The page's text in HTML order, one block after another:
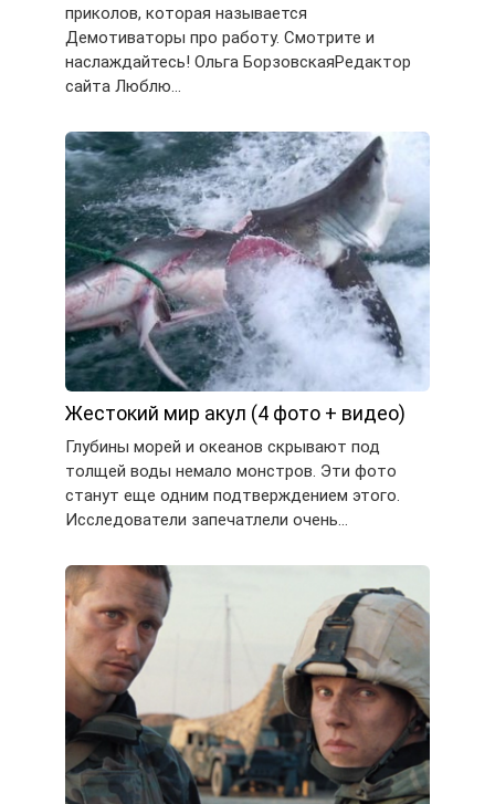
приколов, которая называется
Демотиваторы про работу. Смотрите и
наслаждайтесь! Ольга БорзовскаяРедактор
сайта Люблю…
Жестокий мир акул (4 фото + видео)
Глубины морей и океанов скрывают под
толщей воды немало монстров. Эти фото
станут еще одним подтверждением этого.
Исследователи запечатлели очень…